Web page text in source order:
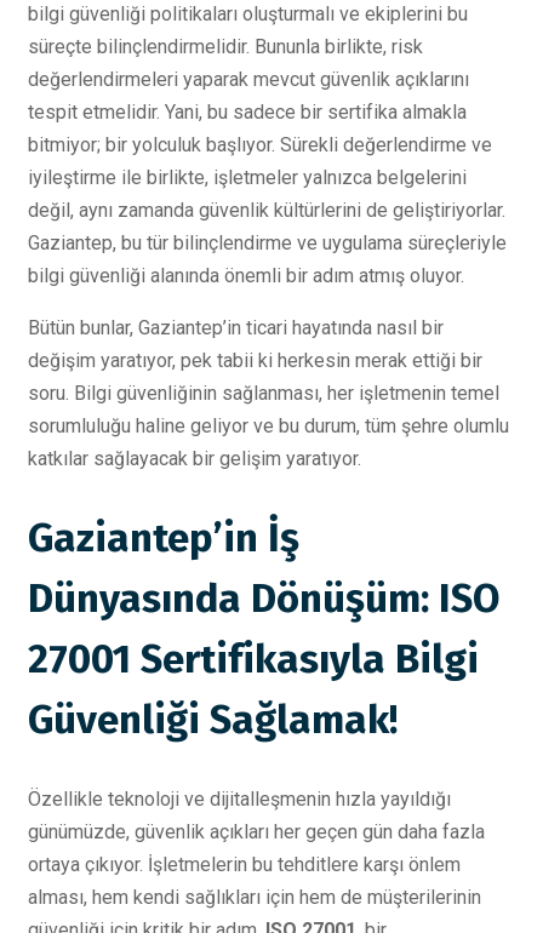
bilgi güvenliği politikaları oluşturmalı ve ekiplerini bu
süreçte bilinçlendirmelidir. Bununla birlikte, risk
değerlendirmeleri yaparak mevcut güvenlik açıklarını
tespit etmelidir. Yani, bu sadece bir sertifika almakla
bitmiyor; bir yolculuk başlıyor. Sürekli değerlendirme ve
iyileştirme ile birlikte, işletmeler yalnızca belgelerini
değil, aynı zamanda güvenlik kültürlerini de geliştiriyorlar.
Gaziantep, bu tür bilinçlendirme ve uygulama süreçleriyle
bilgi güvenliği alanında önemli bir adım atmış oluyor.
Bütün bunlar, Gaziantep’in ticari hayatında nasıl bir
değişim yaratıyor, pek tabii ki herkesin merak ettiği bir
soru. Bilgi güvenliğinin sağlanması, her işletmenin temel
sorumluluğu haline geliyor ve bu durum, tüm şehre olumlu
katkılar sağlayacak bir gelişim yaratıyor.
Gaziantep’in İş
Dünyasında Dönüşüm: ISO
27001 Sertifikasıyla Bilgi
Güvenliği Sağlamak!
Özellikle teknoloji ve dijitalleşmenin hızla yayıldığı
günümüzde, güvenlik açıkları her geçen gün daha fazla
ortaya çıkıyor. İşletmelerin bu tehditlere karşı önlem
alması, hem kendi sağlıkları için hem de müşterilerinin